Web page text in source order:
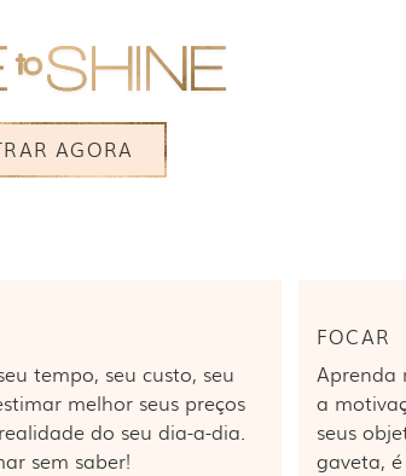
AGORA
tempo, seu custo, seu
melhor seus preços
do seu dia-a-dia.
sem saber!
FOCAR
Aprenda
a
seus
gaveta,